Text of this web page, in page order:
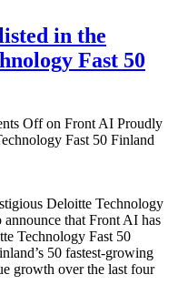
in the
Fast 50
Offon Front AI Proudly
Fast 50 Finland
Deloitte Technology
that Front AI has
Technology Fast 50
50 fastest-growing
growth over the last four